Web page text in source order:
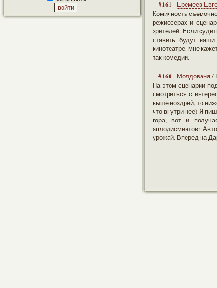
#161
Еремеев
Комичность
режиссерах и
зрителей. Если
ставить будут
кинотеатре, мне
так комедии.
#160 Молдованя/
На этом сценарии
смотреться с
выше ноздрей, то
что внутри нее) Я
гора, вот и
аплодисментов:
урожай. Вперед на